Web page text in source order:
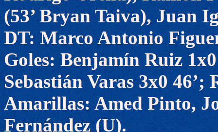
(53’ Bryan Taiva), Juan
DT: Marco Antonio
Goles: Benjamín Ruiz
Sebastián Varas 3x0 46’;
Amarillas: Amed Pinto,
Fernández (U).